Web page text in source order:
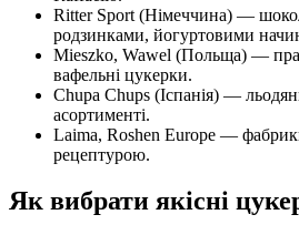
Ritter Sport (Німеччина) —
родзинками, йогуртовими
Mieszko, Wawel (Польща) —
вафельні цукерки.
Chupa Chups (Іспанія) —
асортименті.
Laima, Roshen Europe —
рецептурою.
Як вибрати якісні